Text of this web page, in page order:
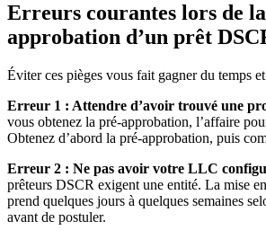
Erreurs courantes lors de
approbation d’un prêt
Éviter ces pièges vous fait gagner du temps
Erreur 1 : Attendre d’avoir trouvé une
vous obtenez la pré-approbation, l’affaire
Obtenez d’abord la pré-approbation, puis
Erreur 2 : Ne pas avoir votre LLC
prêteurs DSCR exigent une entité. La mise
prend quelques jours à quelques semaines
avant de postuler.